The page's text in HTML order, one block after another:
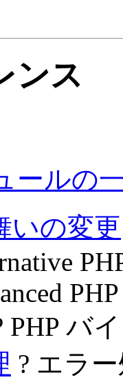
ンス
ールの
いの変更
PHP バ
? エラ